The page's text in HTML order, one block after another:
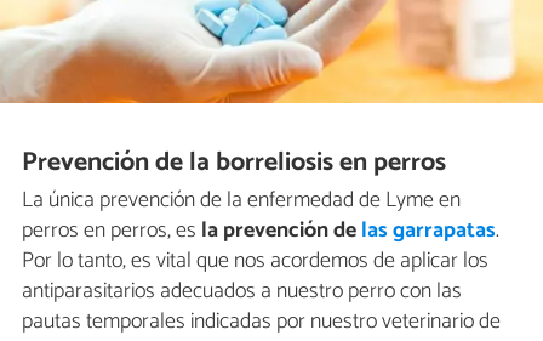
Prevención de la borreliosis en perros
La única prevención de la enfermedad de Lyme en
perros en perros, es la prevención delas garrapatas.
Por lo tanto, es vital que nos acordemos de aplicar los
antiparasitarios adecuados a nuestro perro con las
pautas temporales indicadas por nuestro veterinario de